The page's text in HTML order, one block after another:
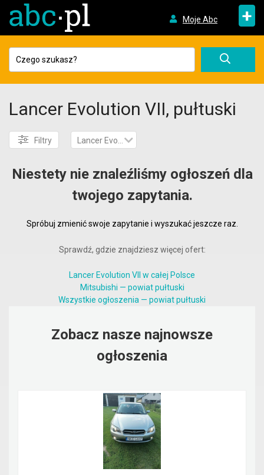
Moje Abc +
Lancer Evolution VII, pułtuski
Filtry Lancer Evolution VII
Niestety nie znaleźliśmy ogłoszeń dla
twojego zapytania.
Spróbuj zmienić swoje zapytanie i wyszukać jeszcze raz.
Sprawdź, gdzie znajdziesz więcej ofert:
Lancer Evolution VII w całej Polsce
Mitsubishi — powiat pułtuski
Wszystkie ogłoszenia — powiat pułtuski
Zobacz nasze najnowsze
ogłoszenia